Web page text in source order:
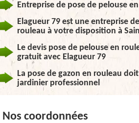
Entreprise de pose de pelouse
Elagueur 79 est une entreprise
rouleau à votre disposition à
Le devis pose de pelouse en
gratuit avec Elagueur 79
La pose de gazon en rouleau
jardinier professionnel
Nos coordonnées